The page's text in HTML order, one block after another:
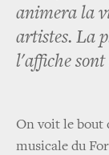
animera la
artistes. La
l'affiche sont
On voit le bout
musicale du